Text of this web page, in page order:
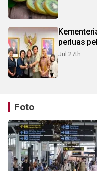
perluas
Jul 27th
Foto